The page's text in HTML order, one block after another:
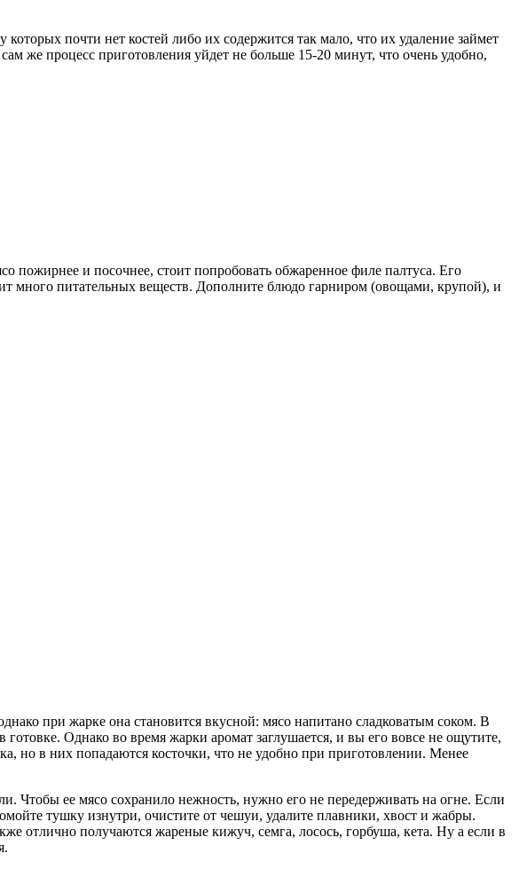
почти нет костей либо их содержится так мало, что их удаление займет
же процесс приготовления уйдет не больше 15-20 минут, что очень удобно,
пожирнее и посочнее, стоит попробовать обжаренное филе палтуса. Его
много питательных веществ. Дополните блюдо гарниром (овощами, крупой), и
при жарке она становится вкусной: мясо напитано сладковатым соком. В
Однако во время жарки аромат заглушается, и вы его вовсе не ощутите,
но в них попадаются косточки, что не удобно при приготовлении. Менее
Чтобы ее мясо сохранило нежность, нужно его не передерживать на огне. Если
тушку изнутри, очистите от чешуи, удалите плавники, хвост и жабры.
отлично получаются жареные кижуч, семга, лосось, горбуша, кета. Ну а если в